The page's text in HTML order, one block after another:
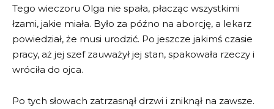
Tego wieczoru Olga nie spała, płacząc wszystkimi
łzami, jakie miała. Było za późno na aborcję, a lekarz
powiedział, że musi urodzić. Po jeszcze jakimś czasie
pracy, aż jej szef zauważył jej stan, spakowała rzeczy i
wróciła do ojca.
Po tych słowach zatrzasnął drzwi i zniknął na zawsze.